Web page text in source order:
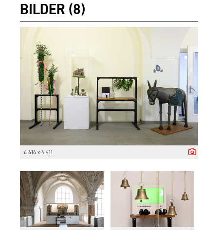
BILDER (8)
6 616 x 4 411